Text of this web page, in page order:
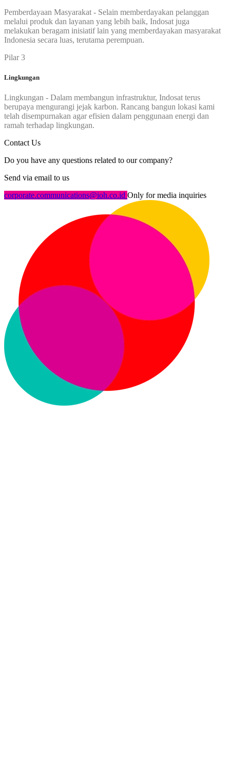
Pemberdayaan Masyarakat - Selain memberdayakan pelanggan
melalui produk dan layanan yang lebih baik, Indosat juga
melakukan beragam inisiatif lain yang memberdayakan masyarakat
Indonesia secara luas, terutama perempuan.
Pilar 3
Lingkungan
Lingkungan - Dalam membangun infrastruktur, Indosat terus
berupaya mengurangi jejak karbon. Rancang bangun lokasi kami
telah disempurnakan agar efisien dalam penggunaan energi dan
ramah terhadap lingkungan.
Contact Us
Do you have any questions related to our company?
Send via email to us
corporate.communications@ioh.co.id Only for media inquiries